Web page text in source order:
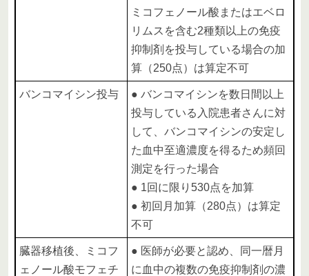
ミコフェノール酸またはエベロ
リムスを含む2種類以上の免疫
抑制剤を投与している場合の加
算（250点）は算定不可
バンコマイシン投与
● バンコマイシンを数日間以上
投与している入院患者さんに対
して、バンコマイシンの安定し
た血中至適濃度を得るため頻回
測定を行った場合
● 1回に限り530点を加算
● 初回月加算（280点）は算定
不可
臓器移植後、ミコフ
ェノール酸モフェチ
● 医師が必要と認め、同一暦月
に血中の複数の免疫抑制剤の濃